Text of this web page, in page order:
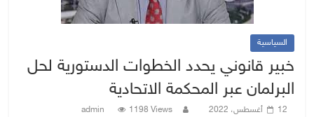
السياسية
خبير قانوني يحدد الخطوات الدستورية لحل
البرلمان عبر المحكمة الاتحادية
12 أغسطس، 2022 admin 1198 Views